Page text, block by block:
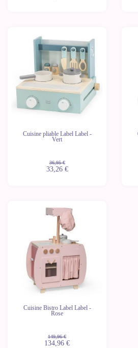
Cuisine pliable Label Label -
Vert
36,95 €
33,26 €
Cuisine Bistro Label Label -
Rose
149,96 €
134,96 €